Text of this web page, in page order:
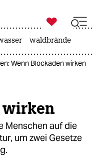

taz zahl ich
waldbrände
Wenn Blockaden wirken
wirken
Menschen auf die
um zwei Gesetze